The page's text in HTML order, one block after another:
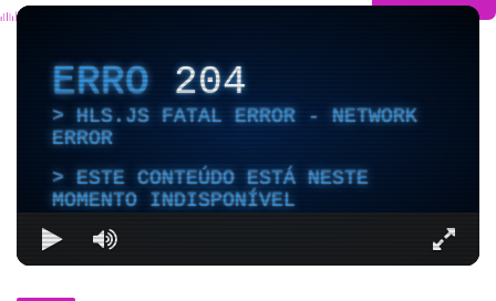
ERRO204
HLS.JS FATAL ERROR - NETWORK
ERROR
ESTE CONTEÚDO ESTÁ NESTE
MOMENTO INDISPONÍVEL